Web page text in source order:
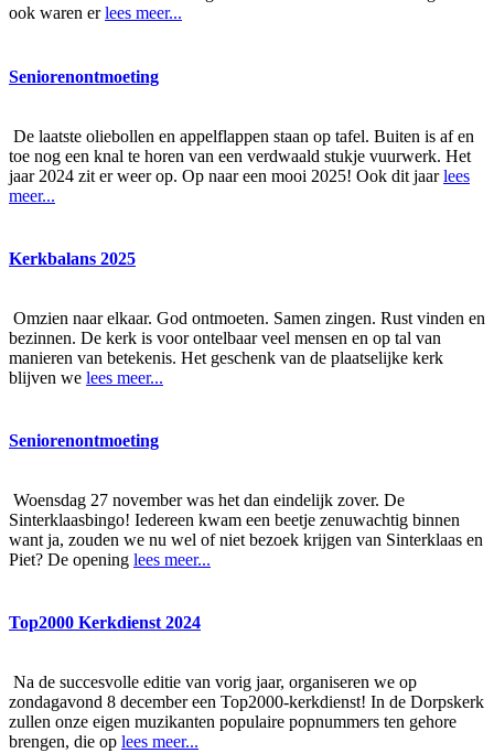
ook waren erlees meer...
Seniorenontmoeting
De laatste oliebollen en appelflappen staan op tafel. Buiten is af en
toe nog een knal te horen van een verdwaald stukje vuurwerk. Het
jaar 2024 zit er weer op. Op naar een mooi 2025! Ook dit jaarlees
meer...
Kerkbalans 2025
Omzien naar elkaar. God ontmoeten. Samen zingen. Rust vinden en
bezinnen. De kerk is voor ontelbaar veel mensen en op tal van
manieren van betekenis. Het geschenk van de plaatselijke kerk
blijven we lees meer...
Seniorenontmoeting
Woensdag 27 november was het dan eindelijk zover. De
Sinterklaasbingo! Iedereen kwam een beetje zenuwachtig binnen
want ja, zouden we nu wel of niet bezoek krijgen van Sinterklaas en
Piet? De opening lees meer...
Top2000 Kerkdienst 2024
Na de succesvolle editie van vorig jaar, organiseren we op
zondagavond 8 december een Top2000-kerkdienst! In de Dorpskerk
zullen onze eigen muzikanten populaire popnummers ten gehore
brengen, die op lees meer...